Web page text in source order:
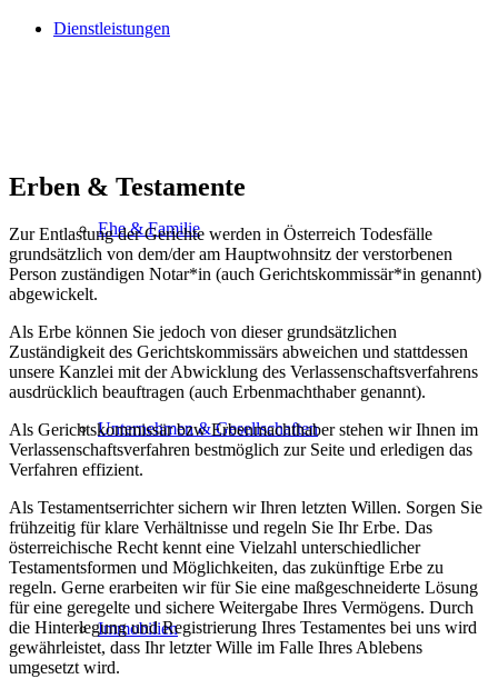
Dienstleistungen
Ehe & Familie
Unternehmen & Gesellschaften
Immobilien
Erben & Testamente
Zur Entlastung der Gerichte werden in Österreich Todesfälle
grundsätzlich von dem/der am Hauptwohnsitz der verstorbenen
Person zuständigen Notar*in (auch Gerichtskommissär*in genannt)
abgewickelt.
Als Erbe können Sie jedoch von dieser grundsätzlichen
Zuständigkeit des Gerichtskommissärs abweichen und stattdessen
unsere Kanzlei mit der Abwicklung des Verlassenschaftsverfahrens
ausdrücklich beauftragen (auch Erbenmachthaber genannt).
Als Gerichtskommissär bzw Erbenmachthaber stehen wir Ihnen im
Verlassenschaftsverfahren bestmöglich zur Seite und erledigen das
Verfahren effizient.
Als Testamentserrichter sichern wir Ihren letzten Willen. Sorgen Sie
frühzeitig für klare Verhältnisse und regeln Sie Ihr Erbe. Das
österreichische Recht kennt eine Vielzahl unterschiedlicher
Testamentsformen und Möglichkeiten, das zukünftige Erbe zu
regeln. Gerne erarbeiten wir für Sie eine maßgeschneiderte Lösung
für eine geregelte und sichere Weitergabe Ihres Vermögens. Durch
die Hinterlegung und Registrierung Ihres Testamentes bei uns wird
gewährleistet, dass Ihr letzter Wille im Falle Ihres Ablebens
umgesetzt wird.